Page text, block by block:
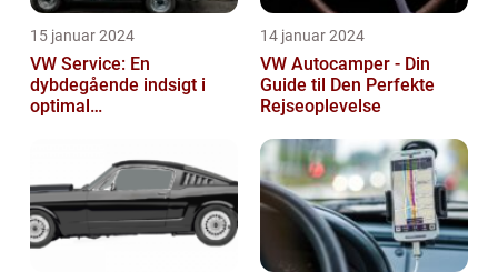
15 januar 2024
VW Service: En
dybdegående indsigt i
optimal
14 januar 2024
VW Autocamper - Din
Guide til Den Perfekte
Rejseoplevelse